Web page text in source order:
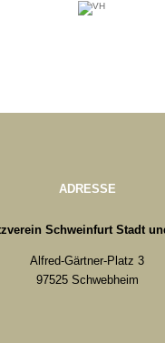
ADRESSE
Schweinfurt Stadt
Alfred-Gärtner-Platz 3
97525 Schwebheim